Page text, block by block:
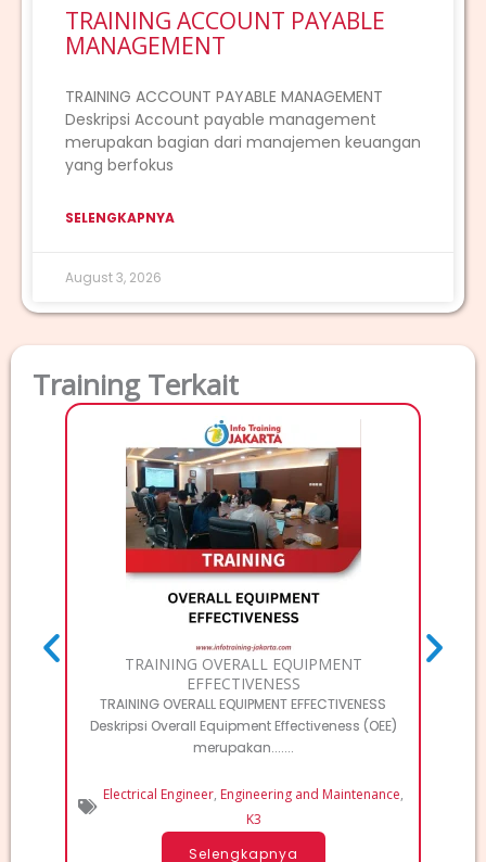
TRAINING ACCOUNT PAYABLE
MANAGEMENT
TRAINING ACCOUNT PAYABLE MANAGEMENT
Deskripsi Account payable management
merupakan bagian dari manajemen keuangan
yang berfokus
SELENGKAPNYA
August 3, 2026
Training Terkait
TRAINING OVERALL EQUIPMENT
EFFECTIVENESS
TRAINING OVERALL EQUIPMENT EFFECTIVENESS
Deskripsi Overall Equipment Effectiveness (OEE)
merupakan.......
Electrical Engineer, Engineering and Maintenance,
K3
Selengkapnya